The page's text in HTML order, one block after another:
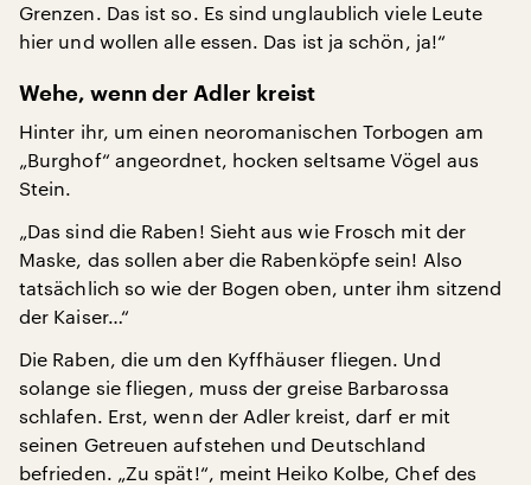
Grenzen. Das ist so. Es sind unglaublich viele Leute
hier und wollen alle essen. Das ist ja schön, ja!“
Wehe, wenn der Adler kreist
Hinter ihr, um einen neoromanischen Torbogen am
„Burghof“ angeordnet, hocken seltsame Vögel aus
Stein.
„Das sind die Raben! Sieht aus wie Frosch mit der
Maske, das sollen aber die Rabenköpfe sein! Also
tatsächlich so wie der Bogen oben, unter ihm sitzend
der Kaiser…“
Die Raben, die um den Kyffhäuser fliegen. Und
solange sie fliegen, muss der greise Barbarossa
schlafen. Erst, wenn der Adler kreist, darf er mit
seinen Getreuen aufstehen und Deutschland
befrieden. „Zu spät!“, meint Heiko Kolbe, Chef des